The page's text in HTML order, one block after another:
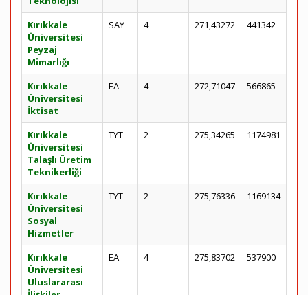
Kırıkkale
Üniversitesi
Peyzaj
Mimarlığı
SAY 4 271,43272 441342
Kırıkkale
Üniversitesi
İktisat
EA 4 272,71047 566865
Kırıkkale
Üniversitesi
Talaşlı Üretim
Teknikerliği
TYT 2 275,34265 1174981
Kırıkkale
Üniversitesi
Sosyal
Hizmetler
TYT 2 275,76336 1169134
Kırıkkale
Üniversitesi
Uluslararası
EA 4 275,83702 537900